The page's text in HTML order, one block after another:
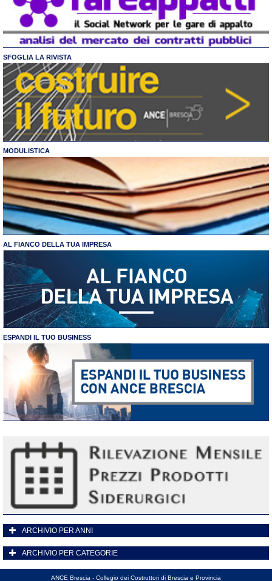
SFOGLIA LA RIVISTA
MODULISTICA
AL FIANCO DELLA TUA IMPRESA
ESPANDI IL TUO BUSINESS
ARCHIVIO PER ANNI
ARCHIVIO PER CATEGORIE
ANCE Brescia - Collegio dei Costruttori di Brescia e Provincia